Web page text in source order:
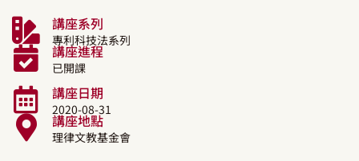
講座系列
專利科技法系列
講座進程
已開課
講座日期
2020-08-31
講座地點
理律文教基金會